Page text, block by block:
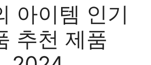
아이템 인기
추천 제품